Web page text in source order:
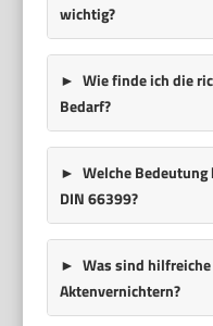
wichtig?
Wie finde ich die
Bedarf?
Welche
DIN 66399?
Was sind
Aktenvernichtern?